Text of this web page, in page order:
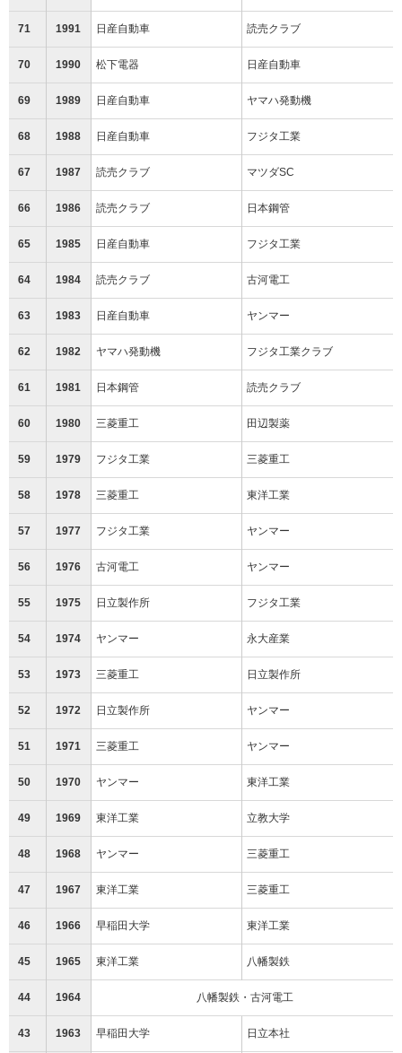
71 1991 日産自動車 読売クラブ
70 1990 松下電器 日産自動車
69 1989 日産自動車 ヤマハ発動機
68 1988 日産自動車 フジタ工業
67 1987 読売クラブ マツダSC
66 1986 読売クラブ 日本鋼管
65 1985 日産自動車 フジタ工業
64 1984 読売クラブ 古河電工
63 1983 日産自動車 ヤンマー
62 1982 ヤマハ発動機 フジタ工業クラブ
61 1981 日本鋼管 読売クラブ
60 1980 三菱重工 田辺製薬
59 1979 フジタ工業 三菱重工
58 1978 三菱重工 東洋工業
57 1977 フジタ工業 ヤンマー
56 1976 古河電工 ヤンマー
55 1975 日立製作所 フジタ工業
54 1974 ヤンマー 永大産業
53 1973 三菱重工 日立製作所
52 1972 日立製作所 ヤンマー
51 1971 三菱重工 ヤンマー
50 1970 ヤンマー 東洋工業
49 1969 東洋工業 立教大学
48 1968 ヤンマー 三菱重工
47 1967 東洋工業 三菱重工
46 1966 早稲田大学 東洋工業
45 1965 東洋工業 八幡製鉄
44 1964 八幡製鉄・古河電工
43 1963 早稲田大学 日立本社